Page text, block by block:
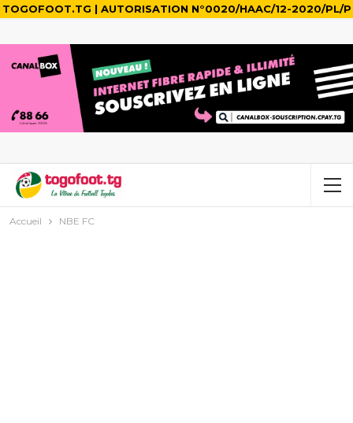
TOGOFOOT.TG | AUTORISATION N°0020/HAAC/12-2020/PL/P
Accueil NBE FC